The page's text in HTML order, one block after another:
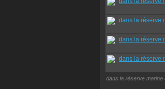
dans la réserve marine